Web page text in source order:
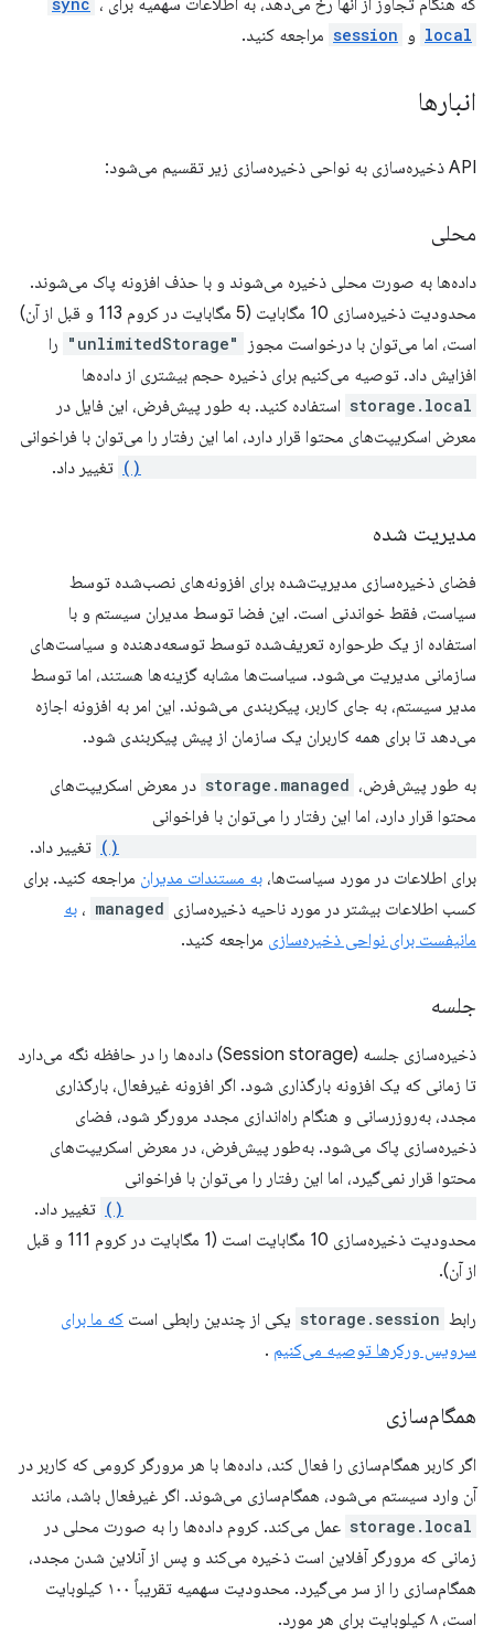
که هنگام تجاوز از آنها رخ می‌دهد، به اطلاعات سهمیه برای ،
local و session مراجعه کنید.
انبارها
API ذخیره‌سازی به نواحی ذخیره‌سازی زیر تقسیم می‌شود:
محلی
داده‌ها به صورت محلی ذخیره می‌شوند و با حذف افزونه پاک می‌شوند.
محدودیت ذخیره‌سازی 10 مگابایت (5 مگابایت در کروم 113 و قبل از آن)
است، اما می‌توان با درخواست مجوز
"unlimitedStorage"
را
افزایش داد. توصیه می‌کنیم برای ذخیره حجم بیشتری از داده‌ها
storage.local استفاده کنید. به طور پیش‌فرض، این فایل در
معرض اسکریپت‌های محتوا قرار دارد، اما این رفتار را می‌توان با فراخوانی
تغییر داد.
مدیریت شده
فضای ذخیره‌سازی مدیریت‌شده برای افزونه‌های نصب‌شده توسط
سیاست، فقط خواندنی است. این فضا توسط مدیران سیستم و با
استفاده از یک طرحواره تعریف‌شده توسط توسعه‌دهنده و سیاست‌های
سازمانی مدیریت می‌شود. سیاست‌ها مشابه گزینه‌ها هستند، اما توسط
مدیر سیستم، به جای کاربر، پیکربندی می‌شوند. این امر به افزونه اجازه
می‌دهد تا برای همه کاربران یک سازمان از پیش پیکربندی شود.
به طور پیش‌فرض، storage.managed در معرض اسکریپت‌های
محتوا قرار دارد، اما این رفتار را می‌توان با فراخوانی
تغییر داد.
برای اطلاعات در مورد سیاست‌ها، به مستندات مدیران مراجعه کنید. برای
کسب اطلاعات بیشتر در مورد ناحیه ذخیره‌سازی managed ، به
مانیفست برای نواحی ذخیره‌سازی مراجعه کنید.
جلسه
ذخیره‌سازی جلسه (Session storage) داده‌ها را در حافظه نگه می‌دارد
تا زمانی که یک افزونه بارگذاری شود. اگر افزونه غیرفعال، بارگذاری
مجدد، به‌روزرسانی و هنگام راه‌اندازی مجدد مرورگر شود، فضای
ذخیره‌سازی پاک می‌شود. به‌طور پیش‌فرض، در معرض اسکریپت‌های
محتوا قرار نمی‌گیرد، اما این رفتار را می‌توان با فراخوانی
تغییر داد.
محدودیت ذخیره‌سازی 10 مگابایت است (1 مگابایت در کروم 111 و قبل
از آن).
رابط storage.session یکی از چندین رابطی است که ما برای
سرویس ورکرها توصیه می‌کنیم .
همگام‌سازی
اگر کاربر همگام‌سازی را فعال کند، داده‌ها با هر مرورگر کرومی که کاربر در
آن وارد سیستم می‌شود، همگام‌سازی می‌شوند. اگر غیرفعال باشد، مانند
storage.local عمل می‌کند. کروم داده‌ها را به صورت محلی در
زمانی که مرورگر آفلاین است ذخیره می‌کند و پس از آنلاین شدن مجدد،
همگام‌سازی را از سر می‌گیرد. محدودیت سهمیه تقریباً ۱۰۰ کیلوبایت
است، ۸ کیلوبایت برای هر مورد.